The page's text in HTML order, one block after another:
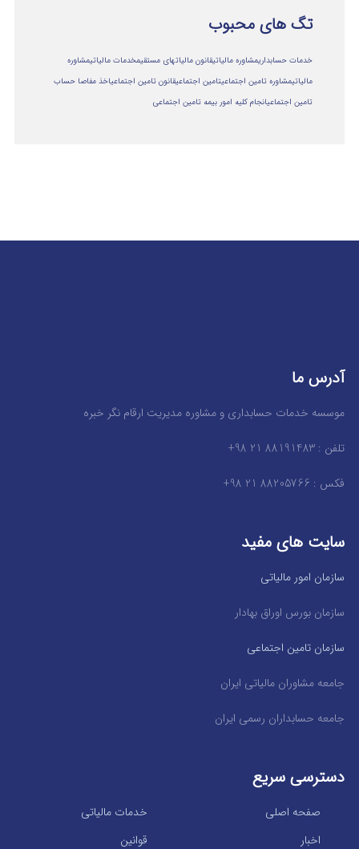
تگ های محبوب
خدمات حسابداریمشاوره مالیاتیقانون مالیاتهای مستقیمخدمات مالیاتیمشاوره
مالياتيمشاوره تامین اجتماعیتامین اجتماعیقانون تامین اجتماعیاخذ مفاصا حساب
تامین اجتماعیانجام کلیه امور بیمه تامین اجتماعی
آدرس ما
موسسه خدمات حسابداری و مشاوره مدیریت ارقام نگر خبره
تلفن : 88191483 21 98+
فکس : 88205766 21 98+
سایت های مفید
سازمان امور مالیاتی
سازمان بورس اوراق بهادار
سازمان تامین اجتماعی
جامعه مشاوران مالیاتی ایران
جامعه حسابداران رسمی ایران
دسترسی سریع
خدمات مالیاتی
صفحه اصلی
قوانین
اخبار